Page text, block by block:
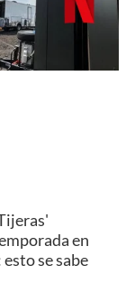
en
se sabe